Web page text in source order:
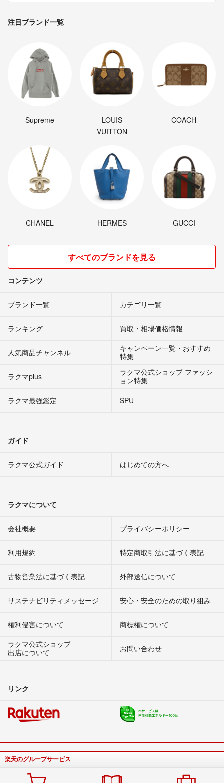
注目ブランド一覧
Supreme
LOUIS
VUITTON
COACH
CHANEL HERMES GUCCI
すべてのブランドを見る
コンテンツ
ブランド一覧 カテゴリ一覧
ランキング 買取・相場価格情報
人気商品チャンネル
キャンペーン一覧・おすすめ
特集
ラクマplus
ラクマ公式ショップ ファッシ
ョン特集
ラクマ最強鑑定
SPU
ガイド
ラクマ公式ガイド はじめての方へ
ラクマについて
会社概要 プライバシーポリシー
利用規約 特定商取引法に基づく表記
古物営業法に基づく表記 外部送信について
サステナビリティメッセージ 安心・安全のための取り組み
権利侵害について
商標権について
ラクマ公式ショップ
出店について
お問い合わせ
リンク
楽天のグループサービス